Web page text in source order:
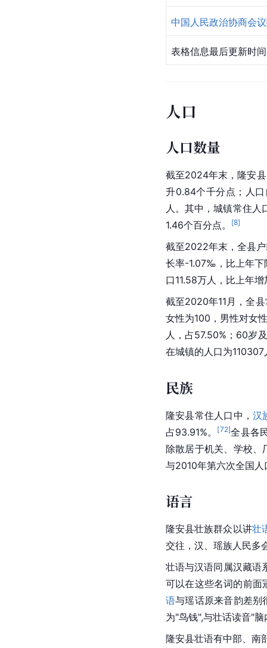
中国人民政治协商会议
表格信息最后更新时
人口
人口数量
截至2024年末，隆安
升0.84个千分点；人
人。其中，城镇常住人
1.46个百分点。
[8]
截至2022年末，全县
长率-1.07‰，比上年下
口11.58万人，比上年
截至2020年11月，全
女性为100，男性对女
人，占57.50%；60岁
在城镇的人口为
民族
隆安县常住人口中， 汉
占93.91%。
[72]全县各
除散居于机关、学校、
与2010年第六次全国
语言
隆安县壮族群众以讲壮
交往，汉、瑶族人民多
壮语与汉语同属汉藏语
可以在这些名词的前面
语与瑶话原来音韵差别
为"鸟钱",与壮话读音"脑
隆安县壮语有中部、南